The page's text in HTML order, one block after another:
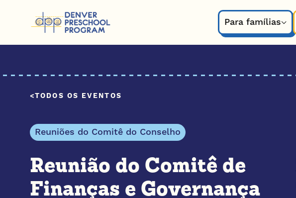
Para famílias
TODOS OS EVENTOS
Reuniões do Comitê do Conselho
Reunião do Comitê de
Finanças e Governança